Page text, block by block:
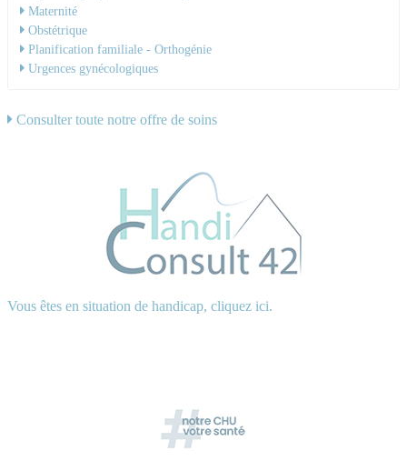
Maternité
Obstétrique
Planification familiale - Orthogénie
Urgences gynécologiques
Consulter toute notre offre de soins
Vous êtes en situation de handicap, cliquez ici.